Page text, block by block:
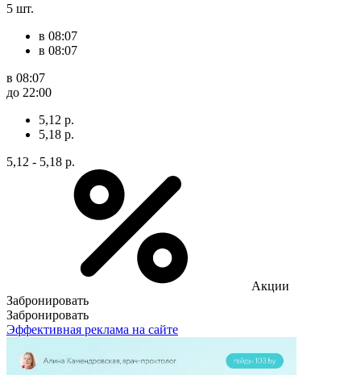
5 шт.
в 08:07
в 08:07
в 08:07
до 22:00
5,12 р.
5,18 р.
5,12 - 5,18 р.
Акции
Забронировать
Забронировать
Эффективная реклама на сайте